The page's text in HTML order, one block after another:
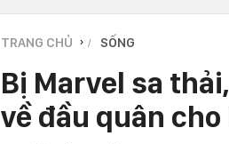
TRANG CHỦ › SỐNG
Bị Marvel sa
về đầu quân cho